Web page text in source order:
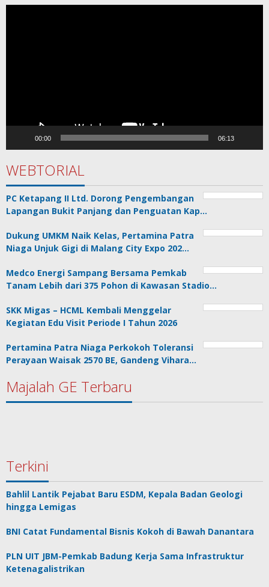
00:00 06:13
WEBTORIAL
PC Ketapang II Ltd. Dorong Pengembangan
Lapangan Bukit Panjang dan Penguatan Kap…
Dukung UMKM Naik Kelas, Pertamina Patra
Niaga Unjuk Gigi di Malang City Expo 202…
Medco Energi Sampang Bersama Pemkab
Tanam Lebih dari 375 Pohon di Kawasan Stadio…
SKK Migas – HCML Kembali Menggelar
Kegiatan Edu Visit Periode I Tahun 2026
Pertamina Patra Niaga Perkokoh Toleransi
Perayaan Waisak 2570 BE, Gandeng Vihara…
Majalah GE Terbaru
Terkini
Bahlil Lantik Pejabat Baru ESDM, Kepala Badan Geologi
hingga Lemigas
BNI Catat Fundamental Bisnis Kokoh di Bawah Danantara
PLN UIT JBM-Pemkab Badung Kerja Sama Infrastruktur
Ketenagalistrikan